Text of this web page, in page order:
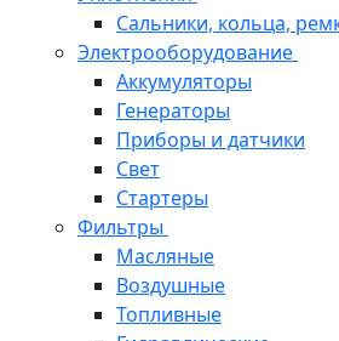
Сальники, кольца,
Электрооборудование
Аккумуляторы
Генераторы
Приборы и датчики
Свет
Стартеры
Фильтры
Масляные
Воздушные
Топливные